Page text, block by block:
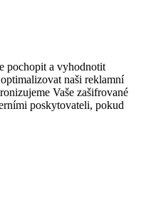
pochopit a vyhodnotit
naši reklamní
Vaše zašifrované
poskytovateli, pokud